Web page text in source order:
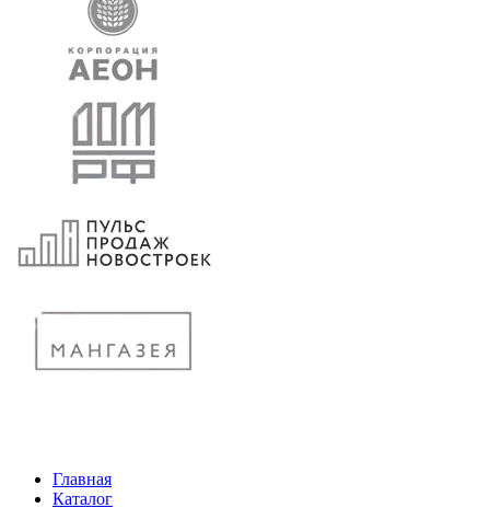
Главная
Каталог